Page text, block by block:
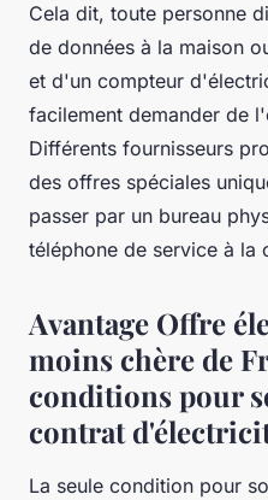
Cela dit, toute personne
de données à la maison
et d'un compteur
facilement demander de
Différents fournisseurs
des offres spéciales
passer par un bureau
téléphone de service à la
Avantage Offre
moins chère de
conditions pour
contrat
La seule condition pour